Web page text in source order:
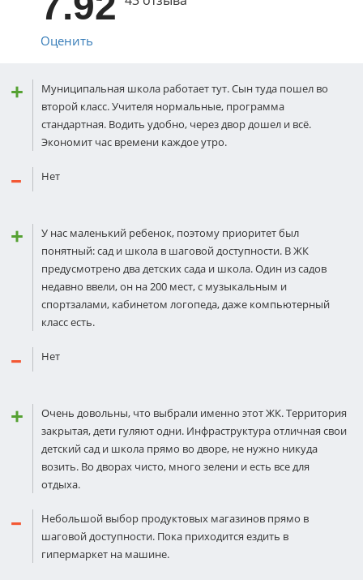
Оценить
Муниципальная школа работает тут. Сын туда пошел во
второй класс. Учителя нормальные, программа
стандартная. Водить удобно, через двор дошел и всё.
Экономит час времени каждое утро.
Нет
У нас маленький ребенок, поэтому приоритет был
понятный: сад и школа в шаговой доступности. В ЖК
предусмотрено два детских сада и школа. Один из садов
недавно ввели, он на 200 мест, с музыкальным и
спортзалами, кабинетом логопеда, даже компьютерный
класс есть.
Нет
Очень довольны, что выбрали именно этот ЖК. Территория
закрытая, дети гуляют одни. Инфраструктура отличная свои
детский сад и школа прямо во дворе, не нужно никуда
возить. Во дворах чисто, много зелени и есть все для
отдыха.
Небольшой выбор продуктовых магазинов прямо в
шаговой доступности. Пока приходится ездить в
гипермаркет на машине.